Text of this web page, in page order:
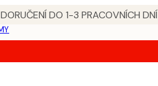
DO 1-3 PRACOVNÍCH DNÍ